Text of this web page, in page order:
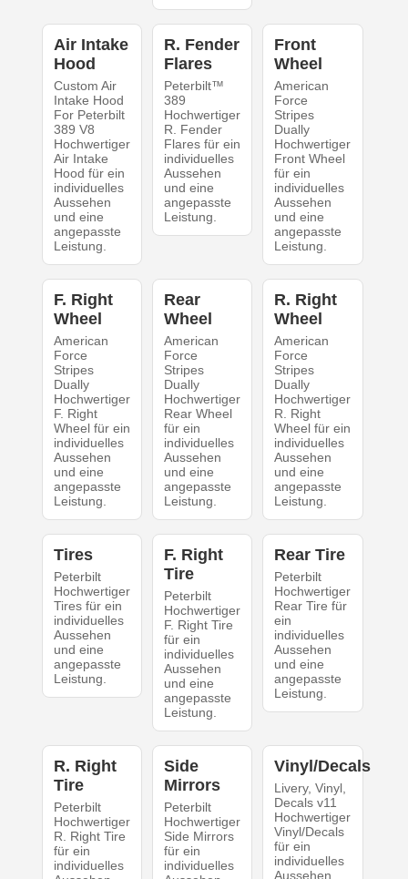
Air Intake
Hood
Custom Air
Intake Hood
For Peterbilt
389 V8
Hochwertiger
Air Intake
Hood für ein
individuelles
Aussehen
und eine
angepasste
Leistung.
R. Fender
Flares
Peterbilt™
389
Hochwertiger
R. Fender
Flares für ein
individuelles
Aussehen
und eine
angepasste
Leistung.
Front
Wheel
American
Force
Stripes
Dually
Hochwertiger
Front Wheel
für ein
individuelles
Aussehen
und eine
angepasste
Leistung.
F. Right
Wheel
American
Force
Stripes
Dually
Hochwertiger
F. Right
Wheel für ein
individuelles
Aussehen
und eine
angepasste
Leistung.
Rear
Wheel
American
Force
Stripes
Dually
Hochwertiger
Rear Wheel
für ein
individuelles
Aussehen
und eine
angepasste
Leistung.
R. Right
Wheel
American
Force
Stripes
Dually
Hochwertiger
R. Right
Wheel für ein
individuelles
Aussehen
und eine
angepasste
Leistung.
Tires
Peterbilt
Hochwertiger
Tires für ein
individuelles
Aussehen
und eine
angepasste
Leistung.
F. Right
Tire
Peterbilt
Hochwertiger
F. Right Tire
für ein
individuelles
Aussehen
und eine
angepasste
Leistung.
Rear Tire
Peterbilt
Hochwertiger
Rear Tire für
ein
individuelles
Aussehen
und eine
angepasste
Leistung.
R. Right
Tire
Peterbilt
Hochwertiger
R. Right Tire
für ein
individuelles
Side
Mirrors
Peterbilt
Hochwertiger
Side Mirrors
für ein
individuelles
Vinyl/Decals
Livery, Vinyl,
Decals v11
Hochwertiger
Vinyl/Decals
für ein
individuelles
Aussehen